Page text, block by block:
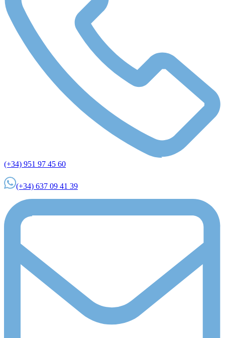
(+34) 951 97 45 60
(+34) 637 09 41 39